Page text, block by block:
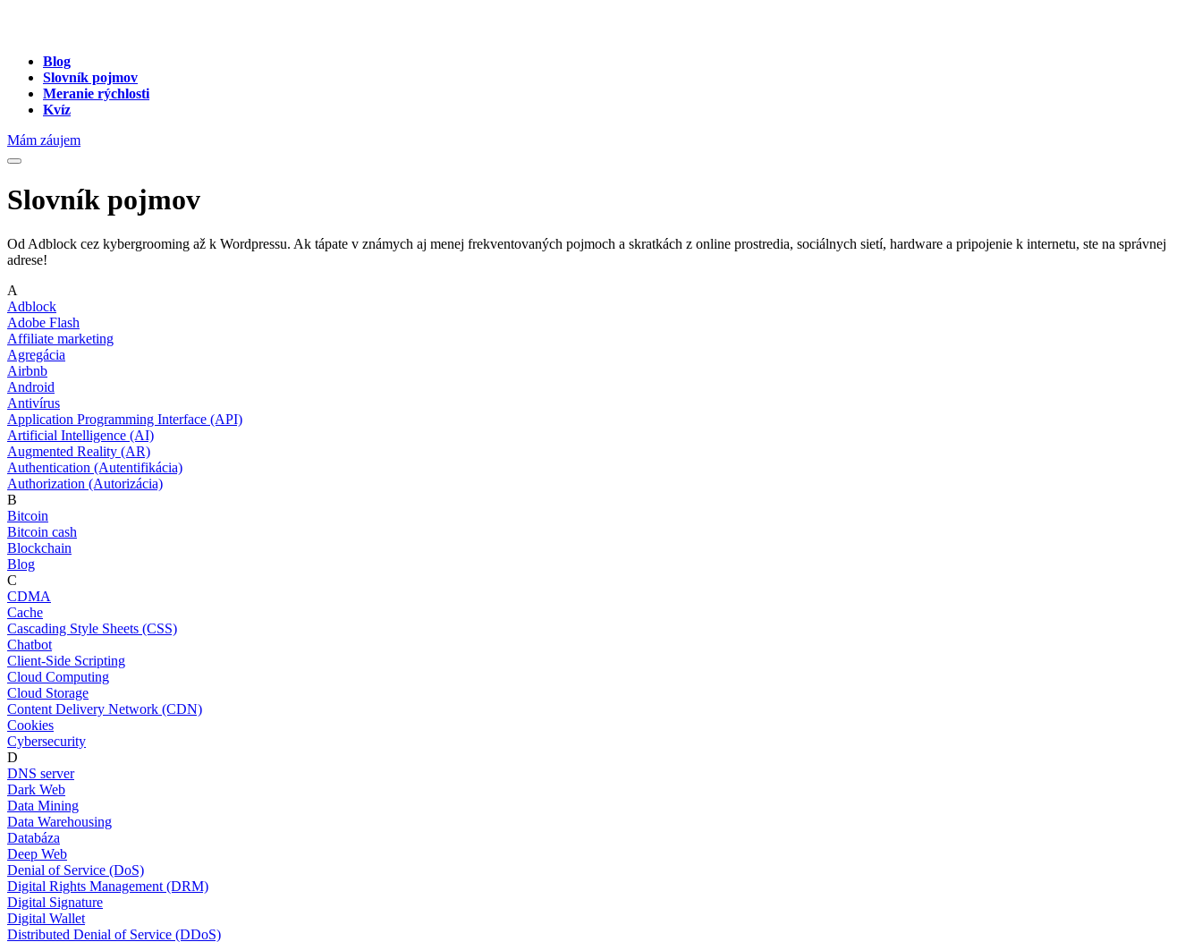
Blog
Slovník pojmov
Meranie rýchlosti
Kvíz
Mám záujem
Slovník pojmov
Od Adblock cez kybergrooming až k Wordpressu. Ak tápate v známych aj menej frekventovaných pojmoch a skratkách z online prostredia, sociálnych sietí, hardware a pripojenie k internetu, ste na správnej
adrese!
A
Adblock
Adobe Flash
Affiliate marketing
Agregácia
Airbnb
Android
Antivírus
Application Programming Interface (API)
Artificial Intelligence (AI)
Augmented Reality (AR)
Authentication (Autentifikácia)
Authorization (Autorizácia)
B
Bitcoin
Bitcoin cash
Blockchain
Blog
C
CDMA
Cache
Cascading Style Sheets (CSS)
Chatbot
Client-Side Scripting
Cloud Computing
Cloud Storage
Content Delivery Network (CDN)
Cookies
Cybersecurity
D
DNS server
Dark Web
Data Mining
Data Warehousing
Databáza
Deep Web
Denial of Service (DoS)
Digital Rights Management (DRM)
Digital Signature
Digital Wallet
Distributed Denial of Service (DDoS)